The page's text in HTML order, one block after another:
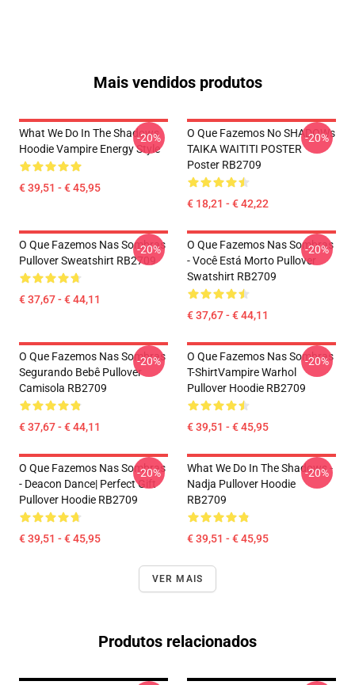
Mais vendidos produtos
What We Do In The Shadows
Hoodie Vampire Energy Style
€ 39,51 - € 45,95
-20%
O Que Fazemos No SHADOWs
TAIKA WAITITI POSTER
Poster RB2709
€ 18,21 - € 42,22
-20%
O Que Fazemos Nas Sombras
Pullover Sweatshirt RB2709
€ 37,67 - € 44,11
-20%
O Que Fazemos Nas Sombras
- Você Está Morto Pullover
Swatshirt RB2709
€ 37,67 - € 44,11
-20%
O Que Fazemos Nas Sombras
Segurando Bebê Pullover
Camisola RB2709
€ 37,67 - € 44,11
-20%
O Que Fazemos Nas Sombras
T-ShirtVampire Warhol
Pullover Hoodie RB2709
€ 39,51 - € 45,95
-20%
O Que Fazemos Nas Sombras
- Deacon Dance| Perfect Gift
Pullover Hoodie RB2709
€ 39,51 - € 45,95
-20%
What We Do In The Shadows -
Nadja Pullover Hoodie
RB2709
€ 39,51 - € 45,95
-20%
VER MAIS
Produtos relacionados